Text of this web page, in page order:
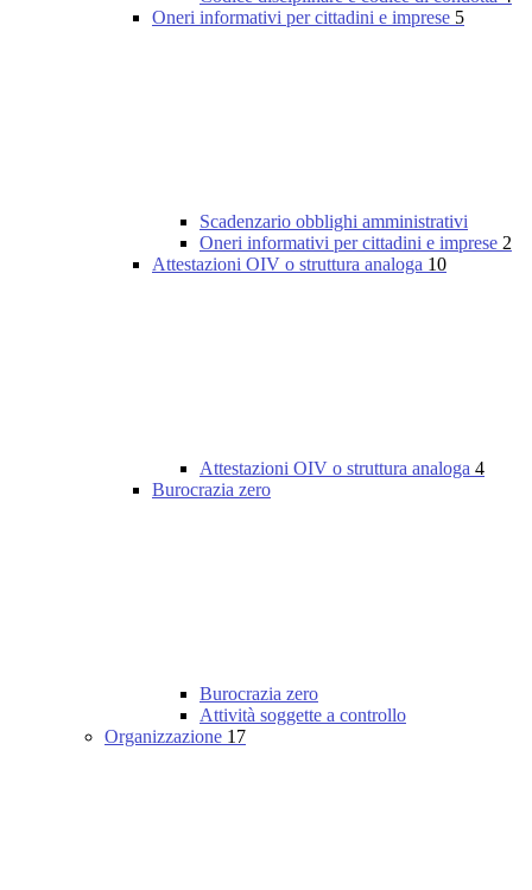
Oneri informativi per cittadini e imprese 5
Scadenzario obblighi amministrativi
Oneri informativi per cittadini e imprese 2
Attestazioni OIV o struttura analoga 10
Attestazioni OIV o struttura analoga 4
Burocrazia zero
Burocrazia zero
Attività soggette a controllo
Organizzazione 17